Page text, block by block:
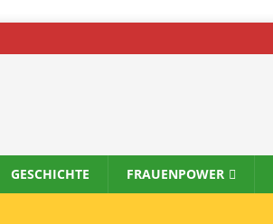
GESCHICHTE FRAUENPOWER